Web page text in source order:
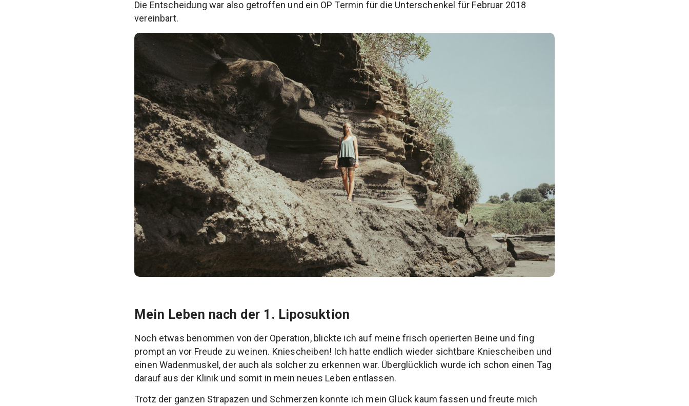
Die Entscheidung war also getroffen und ein OP Termin für die Unterschenkel für Februar 2018
vereinbart.
Mein Leben nach der 1. Liposuktion
Noch etwas benommen von der Operation, blickte ich auf meine frisch operierten Beine und fing
prompt an vor Freude zu weinen. Kniescheiben! Ich hatte endlich wieder sichtbare Kniescheiben und
einen Wadenmuskel, der auch als solcher zu erkennen war. Überglücklich wurde ich schon einen Tag
darauf aus der Klinik und somit in mein neues Leben entlassen.
Trotz der ganzen Strapazen und Schmerzen konnte ich mein Glück kaum fassen und freute mich